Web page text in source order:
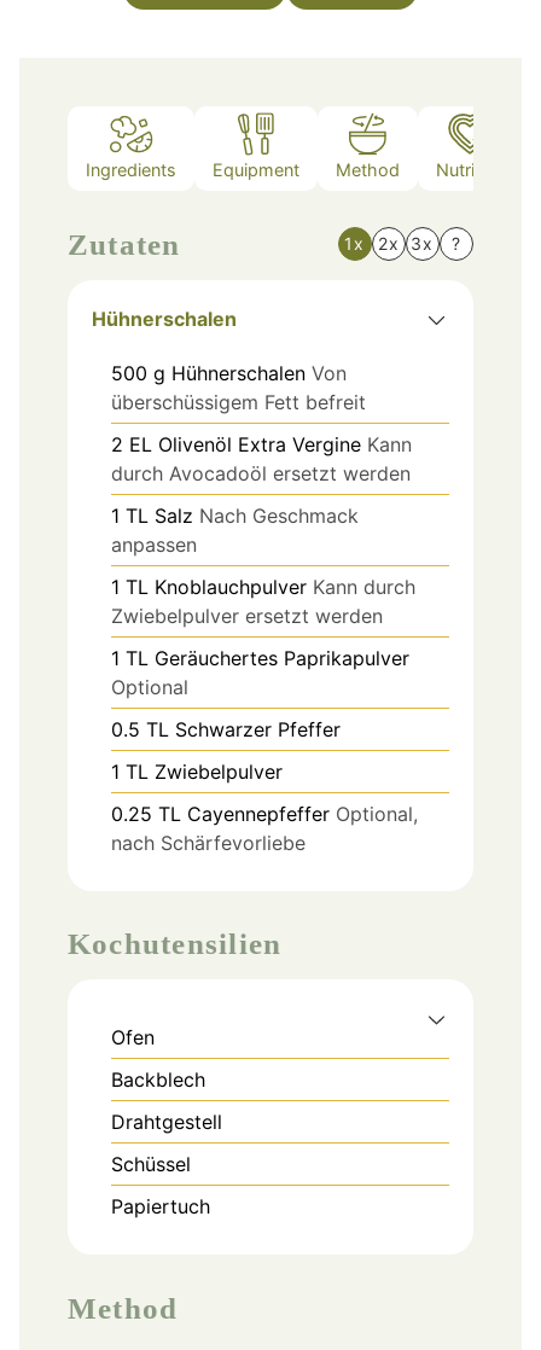
Ingredients Equipment Method Nutrition
Zutaten 1x 2x 3x ?
Hühnerschalen
500 g Hühnerschalen Von
überschüssigem Fett befreit
2 EL Olivenöl Extra Vergine Kann
durch Avocadoöl ersetzt werden
1 TL Salz Nach Geschmack
anpassen
1 TL Knoblauchpulver Kann durch
Zwiebelpulver ersetzt werden
1 TL Geräuchertes Paprikapulver
Optional
0.5 TL Schwarzer Pfeffer
1 TL Zwiebelpulver
0.25 TL Cayennepfeffer Optional,
nach Schärfevorliebe
Kochutensilien
Ofen
Backblech
Drahtgestell
Schüssel
Papiertuch
Method